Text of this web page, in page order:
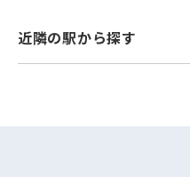
近隣の駅から探す